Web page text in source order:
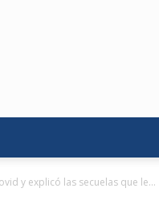
y explicó las secuelas que le...